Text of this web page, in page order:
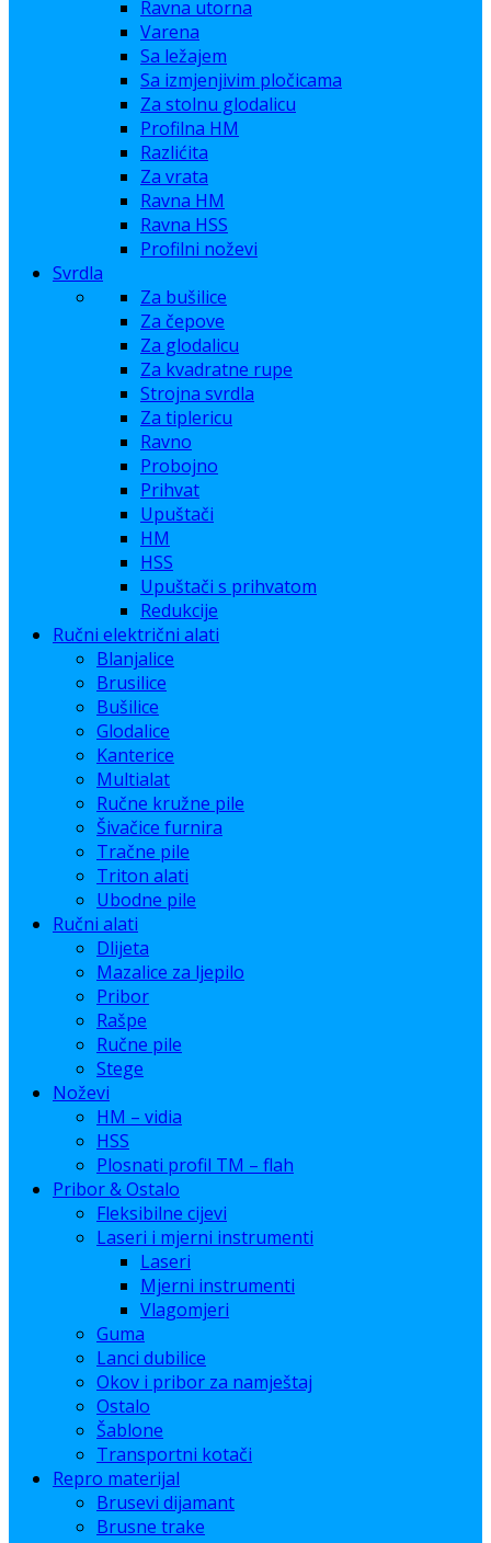
Ravna utorna
Varena
Sa ležajem
Sa izmjenjivim pločicama
Za stolnu glodalicu
Profilna HM
Razlićita
Za vrata
Ravna HM
Ravna HSS
Profilni noževi
Svrdla
Za bušilice
Za čepove
Za glodalicu
Za kvadratne rupe
Strojna svrdla
Za tiplericu
Ravno
Probojno
Prihvat
Upuštači
HM
HSS
Upuštači s prihvatom
Redukcije
Ručni električni alati
Blanjalice
Brusilice
Bušilice
Glodalice
Kanterice
Multialat
Ručne kružne pile
Šivačice furnira
Tračne pile
Triton alati
Ubodne pile
Ručni alati
Dlijeta
Mazalice za ljepilo
Pribor
Rašpe
Ručne pile
Stege
Noževi
HM – vidia
HSS
Plosnati profil TM – flah
Pribor & Ostalo
Fleksibilne cijevi
Laseri i mjerni instrumenti
Laseri
Mjerni instrumenti
Vlagomjeri
Guma
Lanci dubilice
Okov i pribor za namještaj
Ostalo
Šablone
Transportni kotači
Repro materijal
Brusevi dijamant
Brusne trake